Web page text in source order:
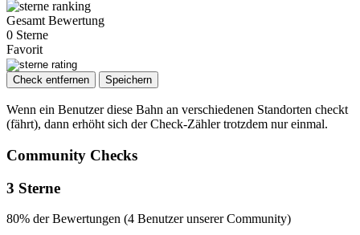
Gesamt Bewertung
0 Sterne
Favorit
Check entfernen Speichern
Wenn ein Benutzer diese Bahn an verschiedenen Standorten checkt
(fährt), dann erhöht sich der Check-Zähler trotzdem nur einmal.
Community Checks
3 Sterne
80% der Bewertungen (4 Benutzer unserer Community)